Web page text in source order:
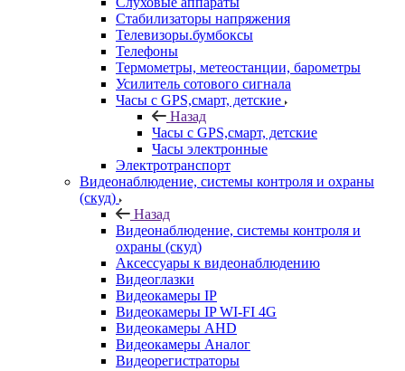
Стабилизаторы напряжения
Телевизоры.бумбоксы
Телефоны
Термометры, метеостанции, барометры
Усилитель сотового сигнала
Часы с GPS,смарт, детские
Назад
Часы с GPS,смарт, детские
Часы электронные
Электротранспорт
Видеонаблюдение, системы контроля и охраны
(скуд)
Назад
Видеонаблюдение, системы контроля и
охраны (скуд)
Аксессуары к видеонаблюдению
Видеоглазки
Видеокамеры IP
Видеокамеры IP WI-FI 4G
Видеокамеры AHD
Видеокамеры Аналог
Видеорегистраторы